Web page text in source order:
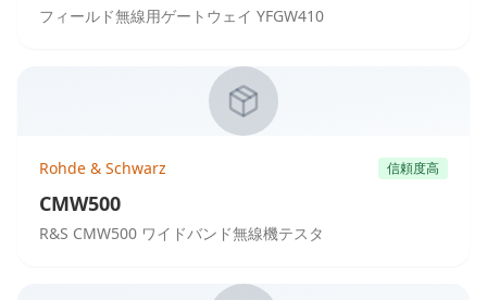
フィールド無線用ゲートウェイ YFGW410
Rohde & Schwarz 信頼度高
CMW500
R&S CMW500 ワイドバンド無線機テスタ